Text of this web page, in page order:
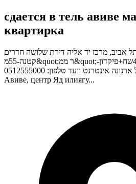
сдается в тель авиве
квартирка
אביב, מרכז יד אליה דירת שלושה חדרים
קטנה-55מ&quot;ר ממ&quot;ד מרוהטת חלקית מחיר: 4000שח+פיקדון-
כולל ארנונה אינטרנט וועד טלפון: 0512555000 Сдаётся в Тель
Авиве, центр Яд илиягу...